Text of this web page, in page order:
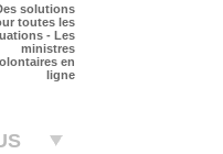
solutions
toutes les
- Les
ministres
en
ligne